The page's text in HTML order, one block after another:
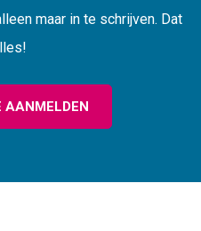
maar in te schrijven. Dat
AANMELDEN